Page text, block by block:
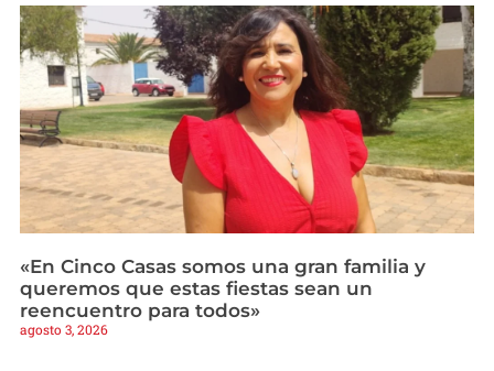
«En Cinco Casas somos una gran familia y
queremos que estas fiestas sean un
reencuentro para todos»
agosto 3, 2026